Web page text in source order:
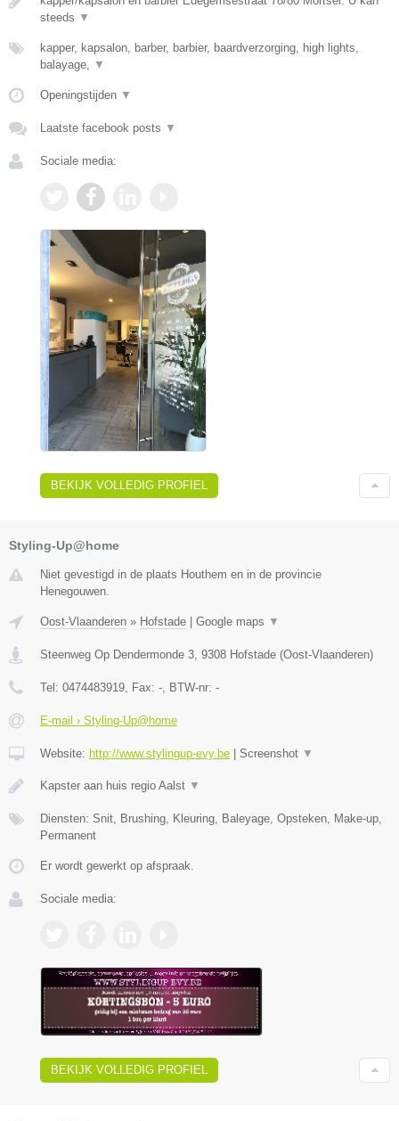
steeds ▼
kapper, kapsalon, barber, barbier, baardverzorging, high lights,
balayage, ▼
Openingstijden ▼
Laatste facebook posts ▼
Sociale media:
BEKIJK VOLLEDIG PROFIEL
Styling-Up@home
Niet gevestigd in de plaats Houthem en in de provincie
Henegouwen.
Oost-Vlaanderen » Hofstade | Google maps ▼
Steenweg Op Dendermonde 3 9308 Hofstade (Oost-Vlaanderen)
Tel: 0474483919 , Fax: - , BTW-nr: -
E-mail › Styling-Up@home
Website: http://www.stylingup-evy.be | Screenshot ▼
Kapster aan huis regio Aalst ▼
Diensten: Snit, Brushing, Kleuring, Baleyage, Opsteken, Make-up,
Permanent
Er wordt gewerkt op afspraak.
Sociale media:
BEKIJK VOLLEDIG PROFIEL